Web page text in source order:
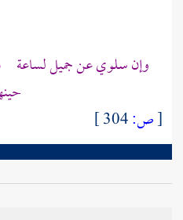
وإن سلوي عن جميل لساعة
[ص: